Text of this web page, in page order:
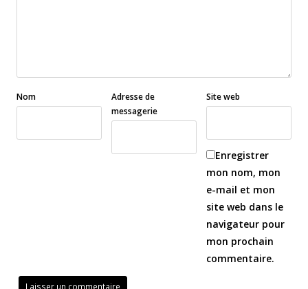
Nom
Adresse de
messagerie
Site web
Enregistrer
mon nom, mon
e-mail et mon
site web dans le
navigateur pour
mon prochain
commentaire.